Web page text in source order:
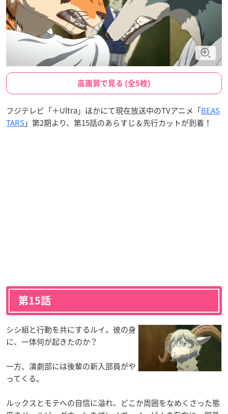
高画質で見る (全5枚)
フジテレビ「＋Ultra」ほかにて現在放送中のTVアニメ「BEAS
TARS」第2期より、第15話のあらすじ＆先行カットが到着！
第15話
シシ組と行動を共にするルイ。彼の身
に、一体何が起きたのか？
一方、演劇部には後輩の新入部員がや
ってくる。
ルックスとモテへの自信に溢れ、どこか周囲をなめくさった態